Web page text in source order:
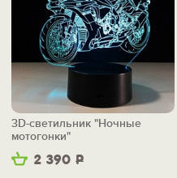
2 390 Р
3D-светильник "Ночные
мотогонки"